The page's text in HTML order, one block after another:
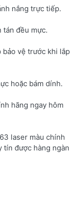
nắng trực tiếp.
tán đều mực.
bảo vệ trước khi lắp
hoặc bám dính.
hãng ngay hôm
laser màu chính
tín được hàng ngàn